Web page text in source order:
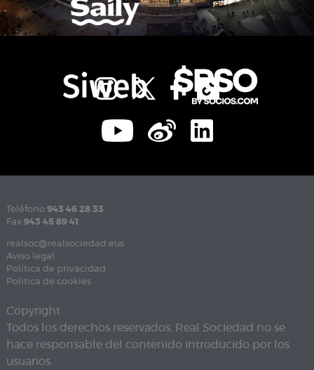
Teléfono 943 46 28 33
Fax 943 45 89 41
realsoc@realsociedad.eus
Aviso legal
Política de privacidad
Política de cookies
Copyright
Todos los derechos reservados. Real Sociedad no se
hace responsable del contenido introducido por los
usuarios.